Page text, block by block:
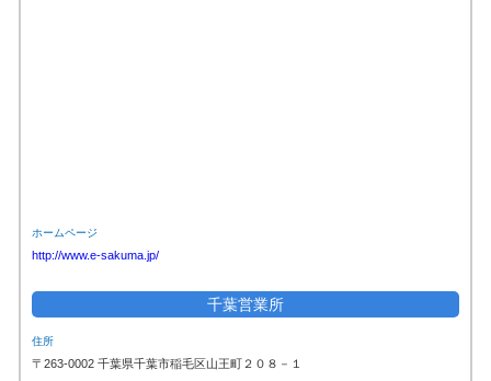
ホームページ
http://www.e-sakuma.jp/
千葉営業所
住所
〒263-0002 千葉県千葉市稲毛区山王町２０８－１